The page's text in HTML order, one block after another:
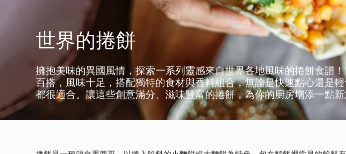
世界的捲餅
擁抱美味的異國風情，探索一系列靈感來自世界各地風味的捲餅食譜！
百搭，風味十足，搭配獨特的食材與香料組合，無論是快速點心還是
都很適合。讓這些創意滿分、滋味豐富的捲餅，為你的廚房增添一點新